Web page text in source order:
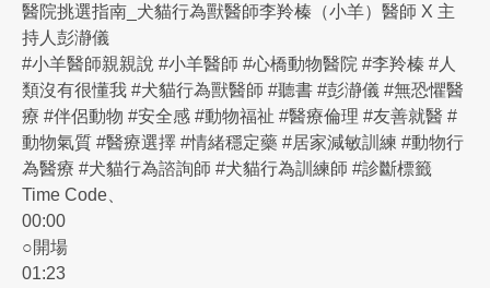
醫院挑選指南_犬貓行為獸醫師李羚榛（小羊）醫師 X 主
持人彭瀞儀
#小羊醫師親親說 #小羊醫師 #心橋動物醫院 #李羚榛 #人
類沒有很懂我 #犬貓行為獸醫師 #聽書 #彭瀞儀 #無恐懼醫
療 #伴侶動物 #安全感 #動物福祉 #醫療倫理 #友善就醫 #
動物氣質 #醫療選擇 #情緒穩定藥 #居家減敏訓練 #動物行
為醫療 #犬貓行為諮詢師 #犬貓行為訓練師 #診斷標籤
Time Code、
00:00
○開場
01:23